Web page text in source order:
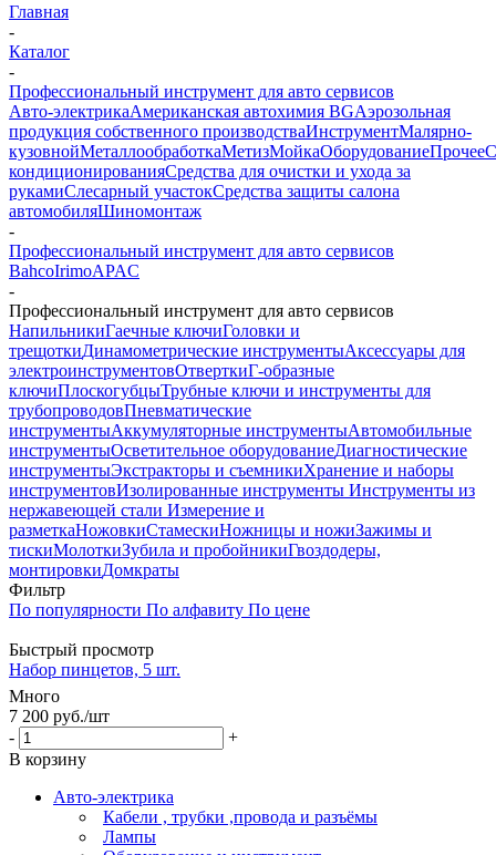
Главная
-
Каталог
-
Профессиональный инструмент для авто сервисов
Авто-электрикаАмериканская автохимия BGАэрозольная
продукция собственного производстваИнструментМалярно-
кузовнойМеталлообработкаМетизМойкаОборудованиеПрочее
кондиционированияСредства для очистки и ухода за
рукамиСлесарный участокСредства защиты салона
автомобиляШиномонтаж
-
Профессиональный инструмент для авто сервисов
BahcoIrimoAPAC
-
Профессиональный инструмент для авто сервисов
НапильникиГаечные ключиГоловки и
трещоткиДинамометрические инструментыАксессуары для
электроинструментовОтверткиГ-образные
ключиПлоскогубцыТрубные ключи и инструменты для
трубопроводовПневматические
инструментыАккумуляторные инструментыАвтомобильные
инструментыОсветительное оборудованиеДиагностические
инструментыЭкстракторы и съемникиХранение и наборы
инструментовИзолированные инструменты Инструменты из
нержавеющей стали Измерение и
разметкаНожовкиСтамескиНожницы и ножиЗажимы и
тискиМолоткиЗубила и пробойникиГвоздодеры,
монтировкиДомкраты
Фильтр
По популярности По алфавиту По цене
Быстрый просмотр
Набор пинцетов, 5 шт.
Много
7 200 руб./шт
-
+
В корзину
Авто-электрика
Кабели , трубки ,провода и разъёмы
Лампы